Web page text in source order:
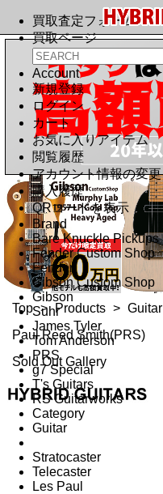
買取査定フォーム
買取ページ
Account
新規登録
ログイン
カート
お気に入りアイテム
閲覧履歴
アカウント情報の変更
購入履歴
QRコードを表示
Brand
Bare Knuckle Pickups
Fender Custom Shop
Fender
Gibson Custom Shop
Gibson
Suhr
James Tyler
Tom Anderson
PRS
g7 Special
T's Guitars
RS Guitarworks
Category
Guitar
Stratocaster
Telecaster
Les Paul
Top > Products > Guitar
Paul Reed Smith(PRS)
Sold Out Gallery